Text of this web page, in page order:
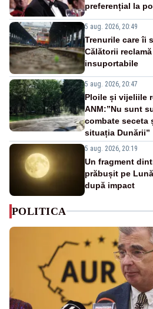
preferențial la
5 aug. 2026, 20:49
Trenurile care îi
Călătorii
insuportabile
5 aug. 2026, 20:47
Ploile și vijeliile
ANM:”Nu sunt
combate seceta
situația Dunării”
5 aug. 2026, 20:19
Un fragment
prăbușit pe
după impact
POLITICA